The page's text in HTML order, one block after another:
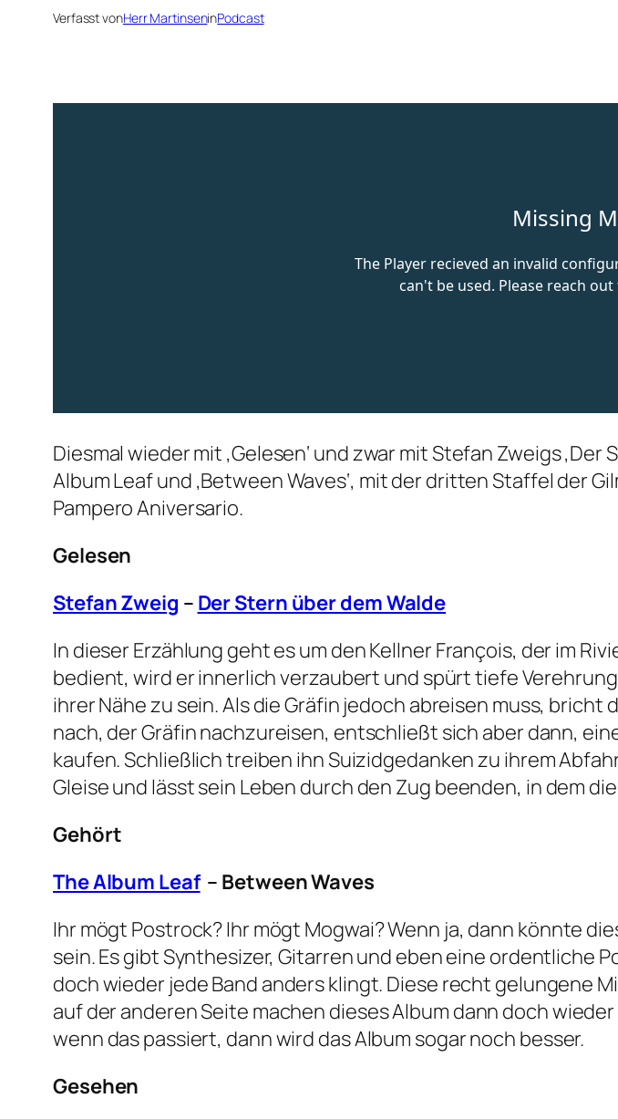
Verfasst vonHerr MartinseninPodcast
Diesmal wieder mit ‚Gelesen‘ und zwar mit Stefan Zweigs
Album Leaf und ‚Between Waves‘, mit der dritten Staffel der
Pampero Aniversario.
Gelesen
Stefan Zweig – Der Stern über dem Walde
In dieser Erzählung geht es um den Kellner François, der im
bedient, wird er innerlich verzaubert und spürt tiefe
ihrer Nähe zu sein. Als die Gräfin jedoch abreisen muss,
nach, der Gräfin nachzureisen, entschließt sich aber dann,
kaufen. Schließlich treiben ihn Suizidgedanken zu ihrem
Gleise und lässt sein Leben durch den Zug beenden, in dem
Gehört
The Album Leaf– Between Waves
Ihr mögt Postrock? Ihr mögt Mogwai? Wenn ja, dann könnte
sein. Es gibt Synthesizer, Gitarren und eben eine ordentliche
doch wieder jede Band anders klingt. Diese recht gelungene
auf der anderen Seite machen dieses Album dann doch
wenn das passiert, dann wird das Album sogar noch besser.
Gesehen